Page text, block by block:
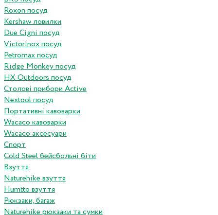
Roxon посуд
Kershaw ловилки
Due Cigni посуд
Victorinox посуд
Petromax посуд
Ridge Monkey посуд
HX Outdoors посуд
Столові прибори Active
Nextool посуд
Портативні кавоварки
Wacaco кавоварки
Wacaco аксесуари
Спорт
Cold Steel бейсбольні біти
Взуття
Naturehike взуття
Humtto взуття
Рюкзаки, багаж
Naturehike рюкзаки та сумки